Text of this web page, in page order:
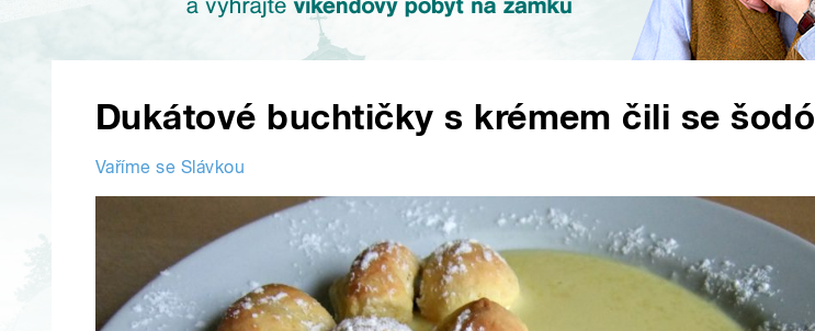
Dukátové buchtičky s krémem čili se šodó
Vaříme se Slávkou